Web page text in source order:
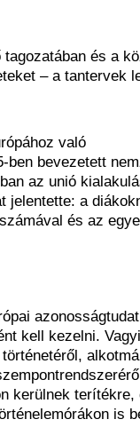
és a
– a tantervek
való
bevezetett
az unió
jelentette: a
és az
kell kezelni.
kerülnek terítékre,
is